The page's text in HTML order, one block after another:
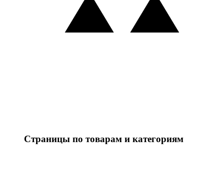
Страницы по товарам и категориям